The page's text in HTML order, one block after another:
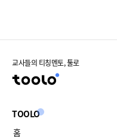
교사들의 티칭멘토, 툴로
TOOLO
홈